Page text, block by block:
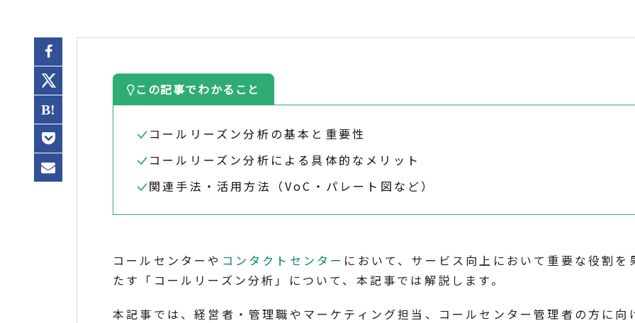
この記事でわかること
コールリーズン分析の基本と重要性
コールリーズン分析による具体的なメリット
関連手法・活用方法（VoC・パレート図など）
コールセンターや コンタクトセンター において、サービス向上において重要な役割を
たす「コールリーズン分析」について、本記事では解説します。
本記事では、経営者・管理職やマーケティング担当、コールセンター管理者の方に向